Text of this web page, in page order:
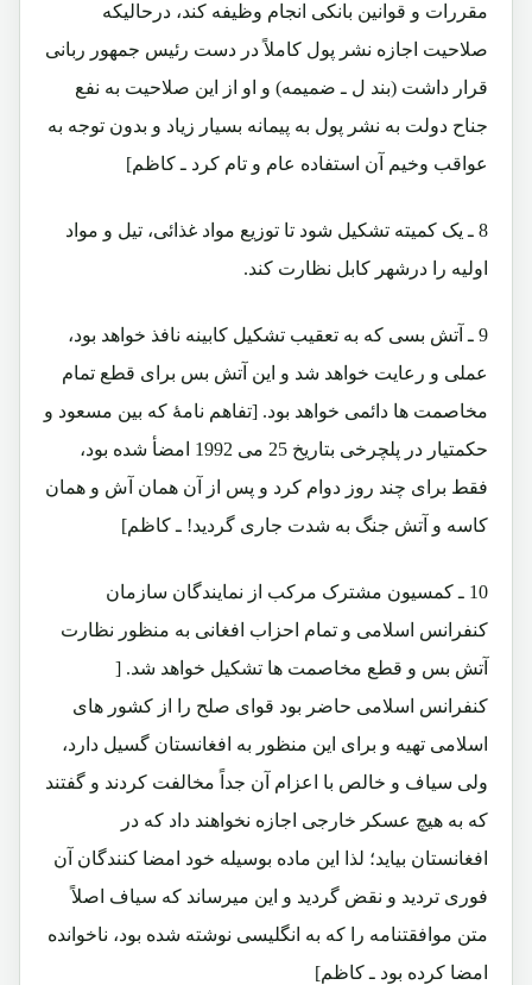
مقررات و قوانین بانکی انجام وظیفه کند، درحالیکه
صلاحیت اجازه نشر پول کاملاً در دست رئیس جمهور ربانی
قرار داشت (بند ل ـ ضمیمه) و او از این صلاحیت به نفع
جناح دولت به نشر پول به پیمانه بسیار زیاد و بدون توجه به
عواقب وخیم آن استفاده عام و تام کرد ـ کاظم]
8 ـ یک کمیته تشکیل شود تا توزیع مواد غذائی، تیل و مواد
اولیه را درشهر کابل نظارت کند.
9 ـ آتش بسی که به تعقیب تشکیل کابینه نافذ خواهد بود،
عملی و رعایت خواهد شد و این آتش بس برای قطع تمام
مخاصمت ها دائمی خواهد بود. [تفاهم نامۀ که بین مسعود و
حکمتیار در پلچرخی بتاریخ 25 می 1992 امضأ شده بود،
فقط برای چند روز دوام کرد و پس از آن همان آش و همان
کاسه و آتش جنگ به شدت جاری گردید! ـ کاظم]
10 ـ کمسیون مشترک مرکب از نمایندگان سازمان
کنفرانس اسلامی و تمام احزاب افغانی به منظور نظارت
آتش بس و قطع مخاصمت ها تشکیل خواهد شد. [
کنفرانس اسلامی حاضر بود قوای صلح را از کشور های
اسلامی تهیه و برای این منظور به افغانستان گسیل دارد،
ولی سیاف و خالص با اعزام آن جداً مخالفت کردند و گفتند
که به هیچ عسکر خارجی اجازه نخواهند داد که در
افغانستان بیاید؛ لذا این ماده بوسیله خود امضا کنندگان آن
فوری تردید و نقض گردید و این میرساند که سیاف اصلاً
متن موافقتنامه را که به انگلیسی نوشته شده بود، ناخوانده
امضا کرده بود ـ کاظم]